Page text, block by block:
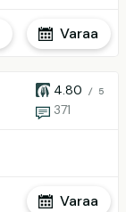
Varaa
4.80 / 5
371
Varaa